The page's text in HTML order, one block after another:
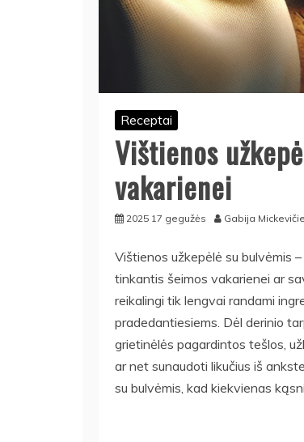
Receptai
Vištienos
vakarienei
2025 17 gegužės Gabija
Vištienos užkepėlė su bulvėmis
tinkantis šeimos vakarienei ar
reikalingi tik lengvai randami
pradedantiesiems. Dėl derinio
grietinėlės pagardintos tešlos,
ar net sunaudoti likučius iš
su bulvėmis, kad kiekvienas